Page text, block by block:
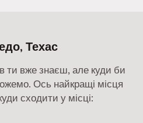
Техас
ти вже знаєш, але куди би
Ось найкращі місця
сходити у місці: